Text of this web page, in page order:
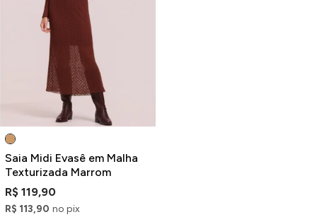
Saia Midi Evasê em Malha
Texturizada Marrom
R$ 119,90
R$ 113,90 no pix